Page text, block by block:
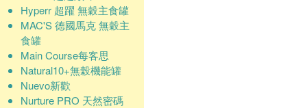
Hyperr 超躍 無穀主食罐
MAC'S 德國馬克 無穀主
食罐
Main Course每客思
Natural10+無榖機能罐
Nuevo新歡
Nurture PRO 天然密碼